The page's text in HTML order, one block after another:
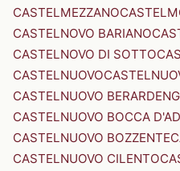
CASTELMEZZANO
CASTELNOVO BARIANO
CASTELNOVO DI SOTTO
CASTELNUOVO
CASTELNUOVO
CASTELNUOVO BOCCA
CASTELNUOVO BOZZENTE
CASTELNUOVO CILENTO